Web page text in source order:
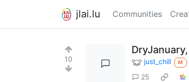
jlai.lu Communities
10 just_chill M
25